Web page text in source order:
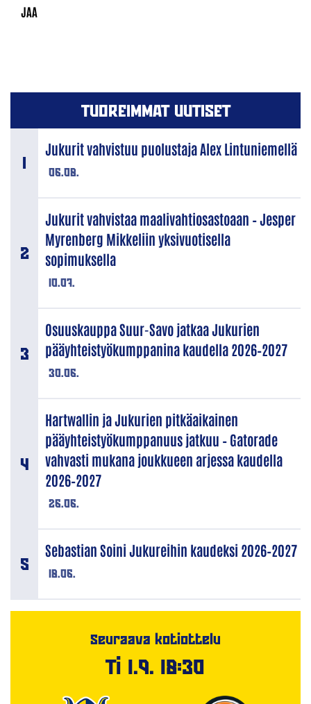
TUOREIMMAT UUTISET
06.08.
Jukurit vahvistuu puolustaja Alex Lintuniemellä
10.07.
Jukurit vahvistaa maalivahtiosastoaan – Jesper
Myrenberg Mikkeliin yksivuotisella
sopimuksella
30.06.
Osuuskauppa Suur-Savo jatkaa Jukurien
pääyhteistyökumppanina kaudella 2026–2027
26.06.
Hartwallin ja Jukurien pitkäaikainen
pääyhteistyökumppanuus jatkuu – Gatorade
vahvasti mukana joukkueen arjessa kaudella
2026–2027
18.06.
Sebastian Soini Jukureihin kaudeksi 2026–2027
Seuraava kotiottelu
Ti 1.9. 18:30